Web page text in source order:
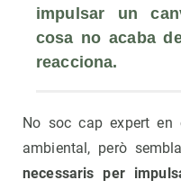
impulsar un
cosa no acaba
reacciona.
No soc cap expert en
ambiental, però
necessaris per